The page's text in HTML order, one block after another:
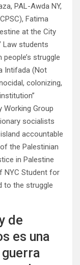
PAL-Awda NY,
Fatima
at the City
Law students
struggle
Intifada (Not
colonizing,
Working Group
socialists
accountable
the Palestinian
in Palestine
NYC Student for
to the struggle
de
es una